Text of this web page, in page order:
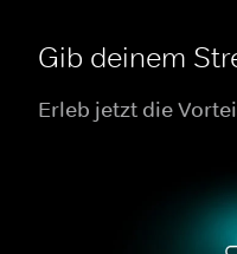
Gib deinem
Erleb jetzt die